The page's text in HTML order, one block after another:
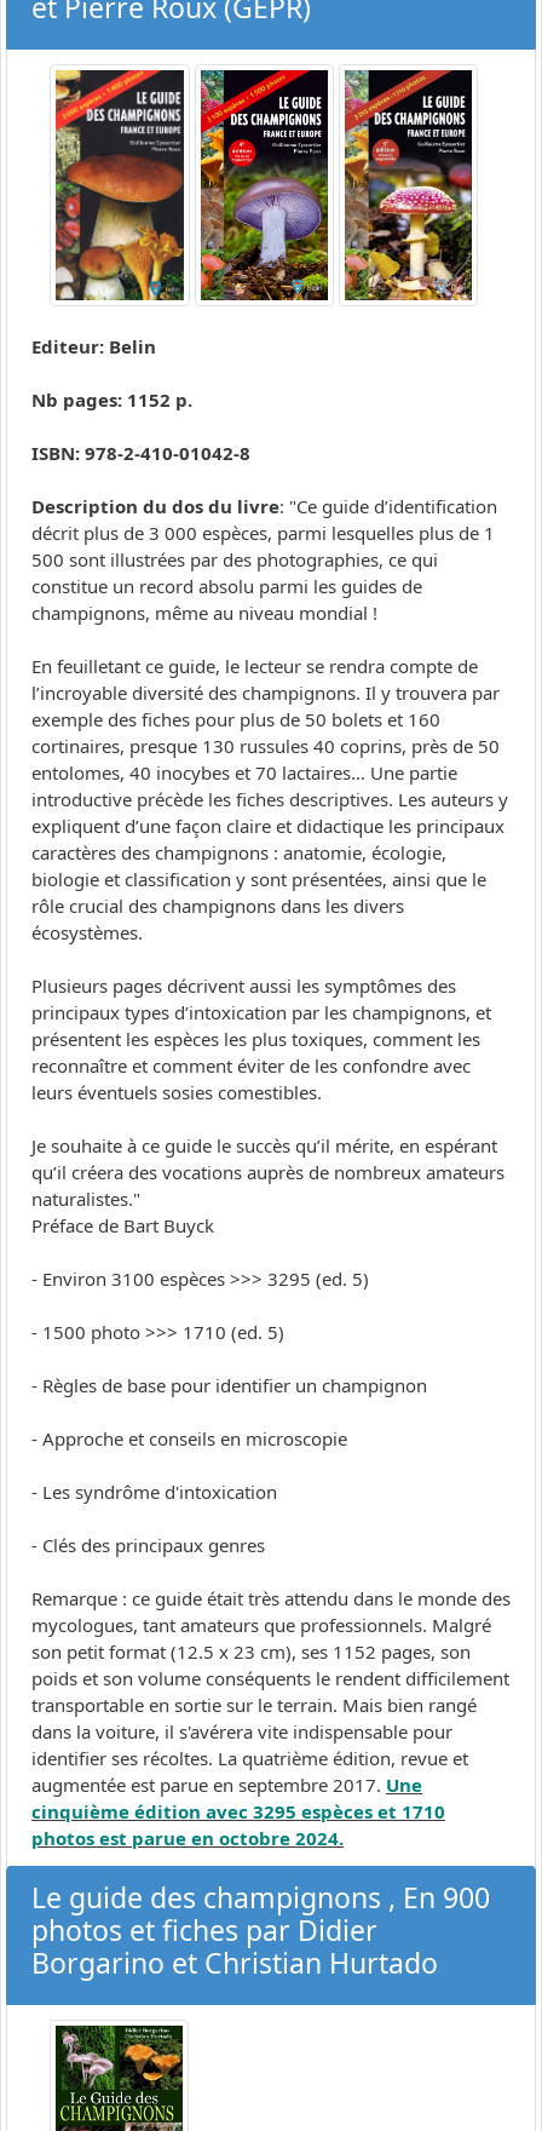
Editeur: Belin
Nb pages: 1152 p.
ISBN: 978-2-410-01042-8
Description du dos du livre: "Ce guide d’identification
décrit plus de 3 000 espèces, parmi lesquelles plus de 1
500 sont illustrées par des photographies, ce qui
constitue un record absolu parmi les guides de
champignons, même au niveau mondial !
En feuilletant ce guide, le lecteur se rendra compte de
l’incroyable diversité des champignons. Il y trouvera par
exemple des fiches pour plus de 50 bolets et 160
cortinaires, presque 130 russules 40 coprins, près de 50
entolomes, 40 inocybes et 70 lactaires… Une partie
introductive précède les fiches descriptives. Les auteurs y
expliquent d’une façon claire et didactique les principaux
caractères des champignons : anatomie, écologie,
biologie et classification y sont présentées, ainsi que le
rôle crucial des champignons dans les divers
écosystèmes.
Plusieurs pages décrivent aussi les symptômes des
principaux types d’intoxication par les champignons, et
présentent les espèces les plus toxiques, comment les
reconnaître et comment éviter de les confondre avec
leurs éventuels sosies comestibles.
Je souhaite à ce guide le succès qu’il mérite, en espérant
qu’il créera des vocations auprès de nombreux amateurs
naturalistes."
Préface de Bart Buyck
- Environ 3100 espèces >>> 3295 (ed. 5)
- 1500 photo >>> 1710 (ed. 5)
- Règles de base pour identifier un champignon
- Approche et conseils en microscopie
- Les syndrôme d'intoxication
- Clés des principaux genres
Remarque : ce guide était très attendu dans le monde des
mycologues, tant amateurs que professionnels. Malgré
son petit format (12.5 x 23 cm), ses 1152 pages, son
poids et son volume conséquents le rendent difficilement
transportable en sortie sur le terrain. Mais bien rangé
dans la voiture, il s'avérera vite indispensable pour
identifier ses récoltes. La quatrième édition, revue et
augmentée est parue en septembre 2017. Une
cinquième édition avec 3295 espèces et 1710
photos est parue en octobre 2024.
Le guide des champignons , En 900
photos et fiches par Didier
Borgarino et Christian Hurtado